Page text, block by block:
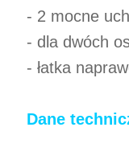
- 2 mocne
- dla dwóch
- łatka
Dane